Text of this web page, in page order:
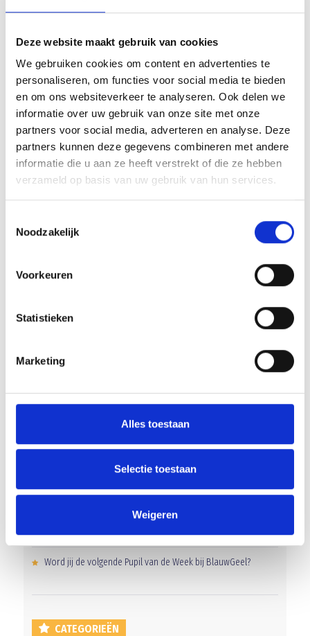
Deze website maakt gebruik van cookies
We gebruiken cookies om content en advertenties te
personaliseren, om functies voor social media te bieden
en om ons websiteverkeer te analyseren. Ook delen we
informatie over uw gebruik van onze site met onze
partners voor social media, adverteren en analyse. Deze
partners kunnen deze gegevens combineren met andere
informatie die u aan ze heeft verstrekt of die ze hebben
verzameld op basis van uw gebruik van hun services.
Noodzakelijk
Voorkeuren
Statistieken
Marketing
Alles toestaan
Selectie toestaan
Weigeren
uitermate zuur dat SCMH na een misverstand in de verdediging op
voorsprong verdedigen. We kregen nog enkele prima kansjes maar
het lukte vandaag gewoonweg niet.
Array
WhatsApp
Inschrijven kerst zaalvoetbaltoernooi ZVV 2015
Blauw Geel B1 wint lastige uitwedstrijd
Gelijkspel in eerste oefenwedstrijd tweede blok
Word jij de volgende Pupil van de Week bij BlauwGeel?
CATEGORIEËN